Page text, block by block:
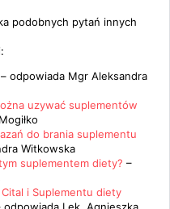
podobnych pytań innych
– odpowiada Mgr Aleksandra
uzywać suplementów
do brania suplementu
Witkowska
suplementem diety? –
i Suplementu diety